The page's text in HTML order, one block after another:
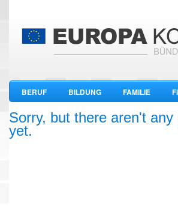
BERUF BILDUNG FAMILIE
WIRTSCHAFT
Sorry, but there aren't
yet.